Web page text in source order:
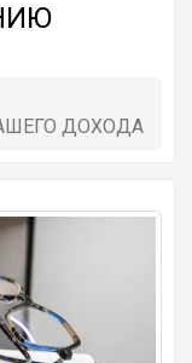
ДОХОДА